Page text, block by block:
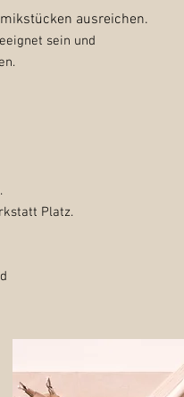
ausreichen.
sein und
Platz.